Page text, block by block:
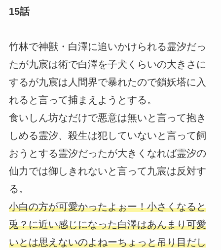
15話
竹林で神獣・白澤に追いかけられる霊汐だっ
たが九宸は術で白澤を子犬くらいの大きさに
するが九宸は人間界で暴れたので鎖妖塔に入
れると言って捕まえようとする。
食いしん坊なだけで悪意は無いと言って抱き
しめる霊汐、殺生は犯していないと言って飼
おうとする霊汐だったが大きくなれば霊汐の
仙力では御しきれないと言って九宸は反対す
る。
小白の方が可愛かったよぉー！小さくなると
兎？に近い感じになった白澤はあんまり可愛
いとは思えないのよねーちょっと吊り目だし